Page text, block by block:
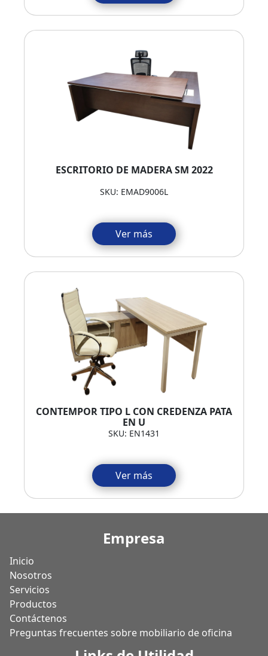
ESCRITORIO DE MADERA SM 2022
SKU: EMAD9006L
Ver más
CONTEMPOR TIPO L CON CREDENZA PATA
EN U
SKU: EN1431
Ver más
Empresa
Inicio
Nosotros
Servicios
Productos
Contáctenos
Preguntas frecuentes sobre mobiliario de oficina